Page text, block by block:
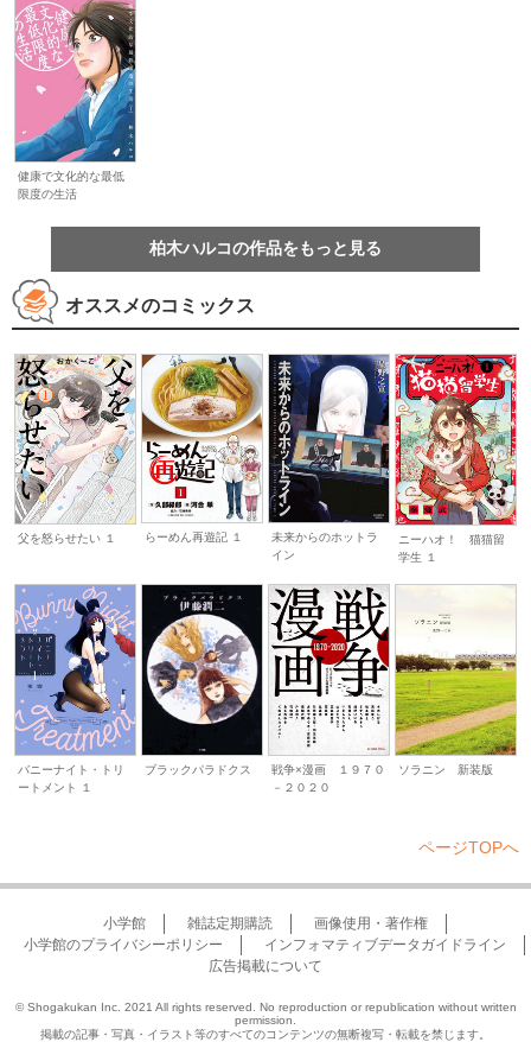
健康で文化的な最低
限度の生活
柏木ハルコの作品をもっと見る
オススメのコミックス
父を怒らせたい １ らーめん再遊記 １
未来からのホットラ
イン
ニーハオ！ 猫猫留
学生 １
バニーナイト・トリ
ートメント １
ブラックパラドクス
戦争×漫画 １９７０
－２０２０
ソラニン 新装版
ページTOPへ
小学館 雑誌定期購読
画像使用・著作権
小学館のプライバシーポリシー
インフォマティブデータガイドライン
広告掲載について
© Shogakukan Inc. 2021 All rights reserved. No reproduction or republication without written
permission.
掲載の記事・写真・イラスト等のすべてのコンテンツの無断複写・転載を禁じます。